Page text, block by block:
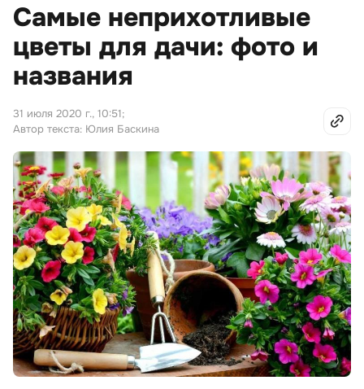
Самые неприхотливые
цветы для дачи: фото и
названия
31 июля 2020 г., 10:51;
Автор текста: Юлия Баскина